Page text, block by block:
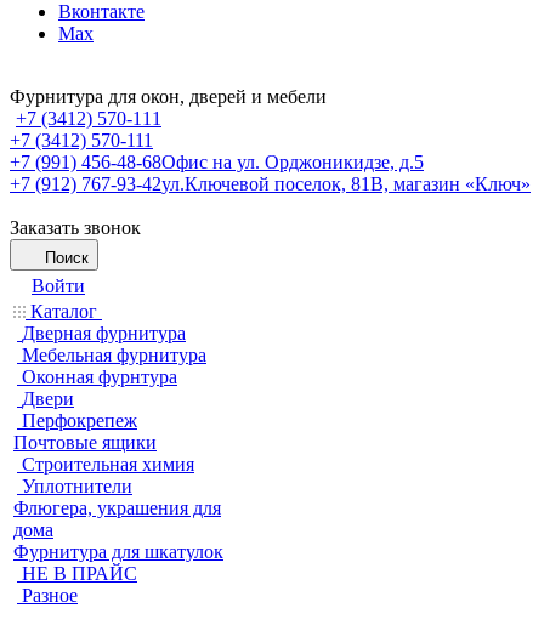
Вконтакте
Max
Фурнитура для окон, дверей и мебели
+7 (3412) 570-111
+7 (3412) 570-111
+7 (991) 456-48-68Офис на ул. Орджоникидзе, д.5
+7 (912) 767-93-42ул.Ключевой поселок, 81В, магазин «Ключ»
Заказать звонок
Поиск
Войти
Каталог
Дверная фурнитура
Мебельная фурнитура
Оконная фурнтура
Двери
Перфокрепеж
Почтовые ящики
Строительная химия
Уплотнители
Флюгера, украшения для
дома
Фурнитура для шкатулок
НЕ В ПРАЙС
Разное